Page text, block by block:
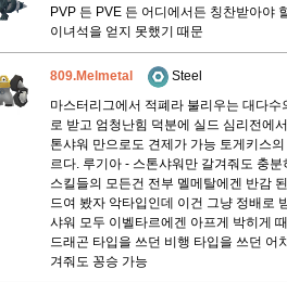
PVP 든 PVE 든 어디에서든 칭찬받아야
이녀석을 얻지 못했기 때문
809.Melmetal
Steel
마스터리그에서 적폐라 불리우는 대다
로 받고 엄청난힘 덕분에 실드 심리전에
톤샤워 만으로도 견제가 가능 토게키스
르다. 루기아 - 스톤샤워만 갈겨줘도 충
스킬들의 모든건 전부 멜메탈에겐 반감
드여 봤자 악타입인데 이건 그냥 정배로
샤워 모두 이벨타르에겐 아프게 박히게
드래곤 타입을 쓰던 비행 타입을 쓰던 어
겨줘도 꽁승 가능